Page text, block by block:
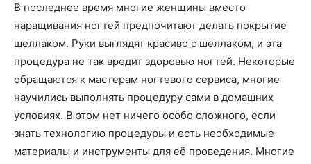
о
нем
В последнее время многие женщины вместо
наращивания ногтей предпочитают делать покрытие
шеллаком. Руки выглядят красиво с шеллаком, и эта
процедура не так вредит здоровью ногтей. Некоторые
обращаются к мастерам ногтевого сервиса, многие
научились выполнять процедуру сами в домашних
условиях. В этом нет ничего особо сложного, если
знать технологию процедуры и есть необходимые
материалы и инструменты для её проведения. Многие